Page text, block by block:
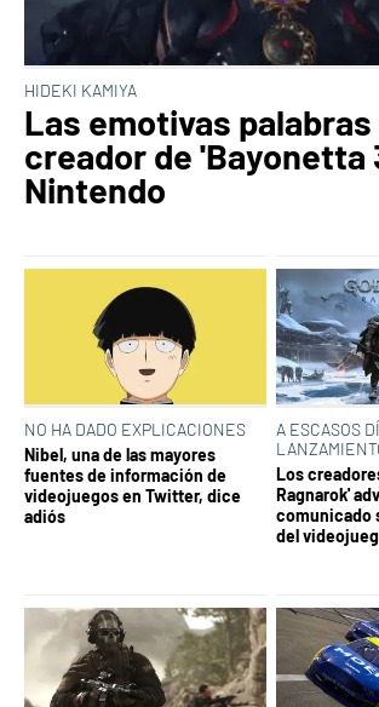
HIDEKI KAMIYA
Las emotivas palabras
creador de 'Bayonetta
Nintendo
NO HA DADO EXPLICACIONES
Nibel, una de las mayores
fuentes de información de
videojuegos en Twitter, dice
adiós
A ESCASOS
Los
Ragnarok'
comunicado
del